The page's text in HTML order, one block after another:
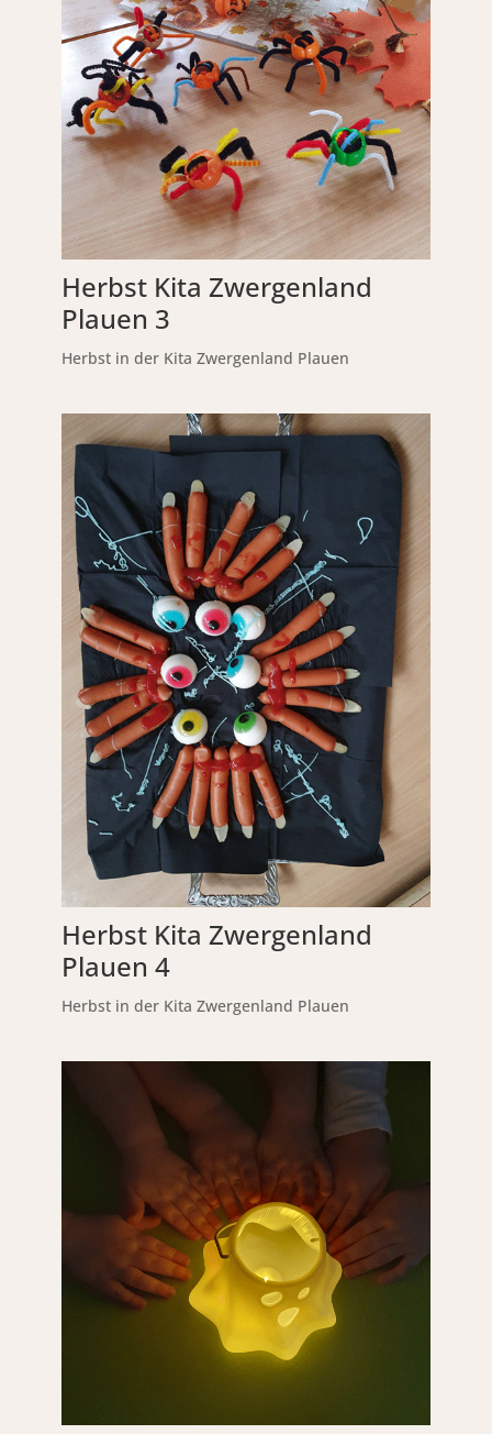
Herbst Kita Zwergenland
Plauen 3
Herbst in der Kita Zwergenland Plauen
Herbst Kita Zwergenland
Plauen 4
Herbst in der Kita Zwergenland Plauen